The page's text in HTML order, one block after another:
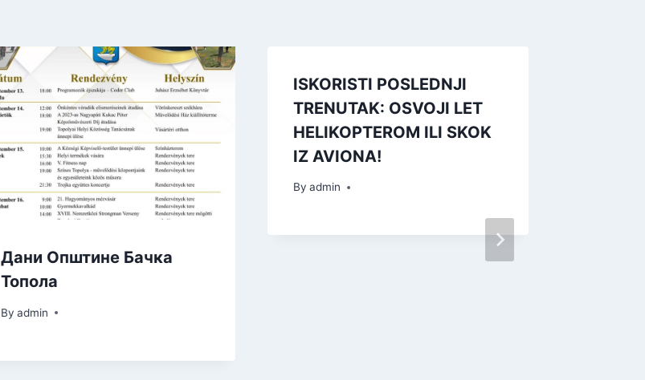
Дани Општине Бачка
Топола
By admin
ISKORISTI POSLEDNJI
TRENUTAK: OSVOJI LET
HELIKOPTEROM ILI SKOK
IZ AVIONA!
By admin